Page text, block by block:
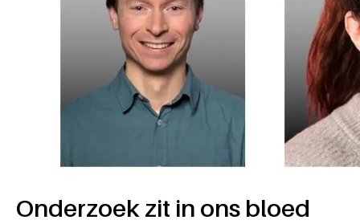
Onderzoek zit in ons bloed